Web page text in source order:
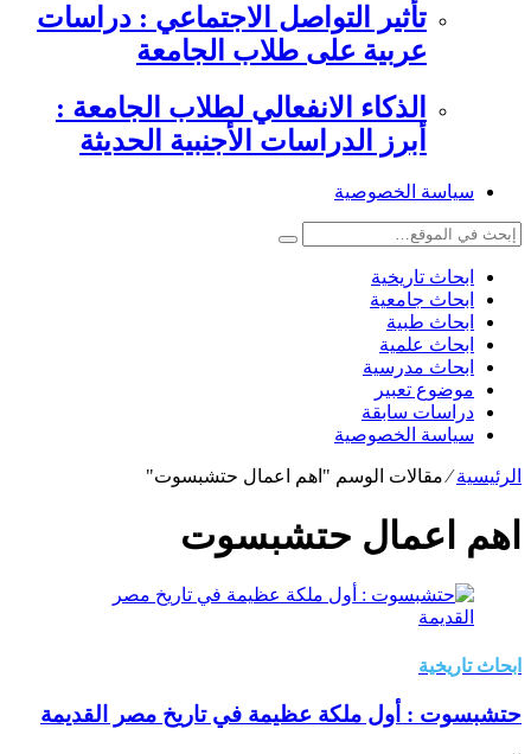
تأثير التواصل الاجتماعي : دراسات
عربية على طلاب الجامعة
الذكاء الانفعالي لطلاب الجامعة :
أبرز الدراسات الأجنبية الحديثة
سياسة الخصوصية
ابحاث تاريخية
ابحاث جامعية
ابحاث طبية
ابحاث علمية
ابحاث مدرسية
موضوع تعبير
دراسات سابقة
سياسة الخصوصية
الرئيسية⁄مقالات الوسم "اهم اعمال حتشبسوت"
اهم اعمال حتشبسوت
ابحاث تاريخية
حتشبسوت : أول ملكة عظيمة في تاريخ مصر القديمة